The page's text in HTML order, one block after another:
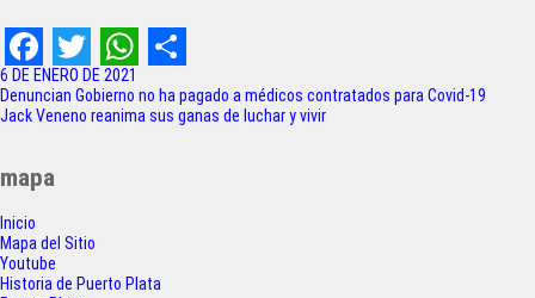
F
a
c
e
b
o
T
w
t
t
e
W
h
A
S
h
6 DE ENERO DE 2021
Navegación
de
Denuncian Gobierno no ha pagado a médicos contratados para Covid-19
Jack Veneno reanima sus ganas de luchar y vivir
mapa
Inicio
Mapa del Sitio
Youtube
Historia de Puerto Plata